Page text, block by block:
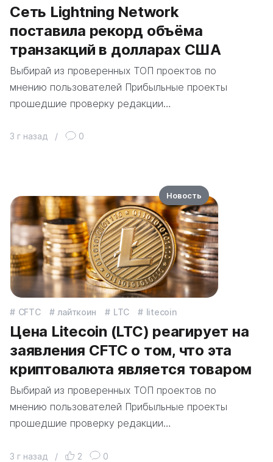
Сеть Lightning Network
поставила рекорд объёма
транзакций в долларах США
Выбирай из проверенных ТОП проектов по
мнению пользователей Прибыльные проекты
прошедшие проверку редакции…
3 г назад / 0
CFTC лайткоин LTC litecoin
Цена Litecoin (LTC) реагирует на
заявления CFTC о том, что эта
криптовалюта является товаром
Выбирай из проверенных ТОП проектов по
мнению пользователей Прибыльные проекты
прошедшие проверку редакции…
3 г назад / 2 0
Новость